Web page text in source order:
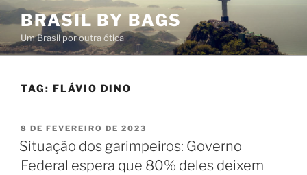
Pular
para
o
conteúdo
BRASIL BY BAGS
Um Brasil por outra ótica
TAG: FLÁVIO DINO
PUBLICADO
EM
8 DE FEVEREIRO DE 2023
Situação dos garimpeiros: Governo
Federal espera que 80% deles deixem